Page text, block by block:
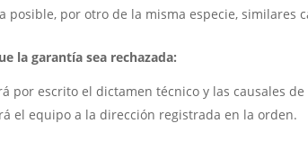
posible, por otro de la misma especie, similares
la garantía sea rechazada:
por escrito el dictamen técnico y las causales de
el equipo a la dirección registrada en la orden.